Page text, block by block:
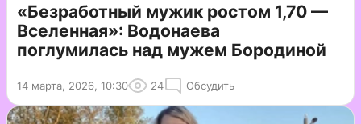
«Безработный мужик ростом 1,70 —
Вселенная»: Водонаева
поглумилась над мужем Бородиной
14 марта, 2026, 10:30 24 Обсудить